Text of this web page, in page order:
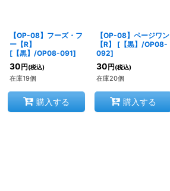
【OP-08】フーズ・フ
ー【R】
[ 【黒】/OP08-091]
30 円 (税込)
在庫19個
購入する
【OP-08】ページワン
【R】
[【黒】/OP08-
092]
30 円 (税込)
在庫20個
購入する